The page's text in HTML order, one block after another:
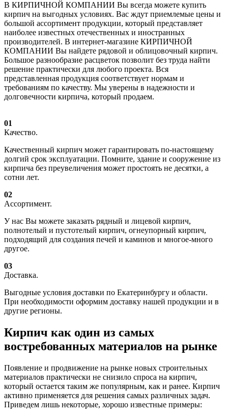
В КИРПИЧНОЙ КОМПАНИИ Вы всегда можете купить
кирпич на выгодных условиях. Вас ждут приемлемые цены и
большой ассортимент продукции, который представляет
наиболее известных отечественных и иностранных
производителей. В интернет-магазине КИРПИЧНОЙ
КОМПАНИИ Вы найдете рядовой и облицовочный кирпич.
Большое разнообразие расцветок позволит без труда найти
решение практически для любого проекта. Вся
представленная продукция соответствует нормам и
требованиям по качеству. Мы уверены в надежности и
долговечности кирпича, который продаем.
01
Качество.
Качественный кирпич может гарантировать по-настоящему
долгий срок эксплуатации. Помните, здание и сооружение из
кирпича без преувеличения может простоять не десятки, а
сотни лет.
02
Ассортимент.
У нас Вы можете заказать рядный и лицевой кирпич,
полнотелый и пустотелый кирпич, огнеупорный кирпич,
подходящий для создания печей и каминов и многое-много
другое.
03
Доставка.
Выгодные условия доставки по Екатеринбургу и области.
При необходимости оформим доставку нашей продукции и в
другие регионы.
Кирпич как один из самых
востребованных материалов на рынке
Появление и продвижение на рынке новых строительных
материалов практически не снизило спроса на кирпич,
который остается таким же популярным, как и ранее. Кирпич
активно применяется для решения самых различных задач.
Приведем лишь некоторые, хорошо известные примеры: